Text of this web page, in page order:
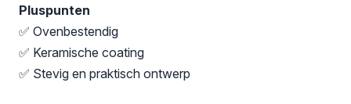
Pluspunten
✅ Ovenbestendig
✅ Keramische coating
✅ Stevig en praktisch ontwerp